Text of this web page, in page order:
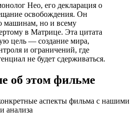
Нео, его декларация о
освобождения. Он
машинам, но и всему
в Матрице. Эта цитата
цель — создание мира,
и ограничений, где
не будет сдерживаться.
об этом фильме
аспекты фильма с нашими
анализа